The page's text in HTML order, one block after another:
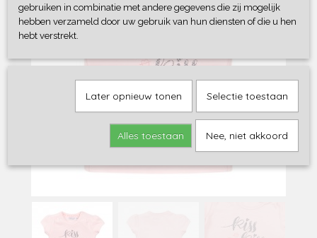
gebruiken in combinatie met andere gegevens die zij mogelijk
hebben verzameld door uw gebruik van hun diensten of die u hen
hebt verstrekt.
Later opnieuw tonen Selectie toestaan
Alles toestaan Nee, niet akkoord